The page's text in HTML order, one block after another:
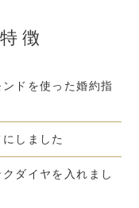
徴
ドを使った婚約指
しました
ダイヤを入れまし